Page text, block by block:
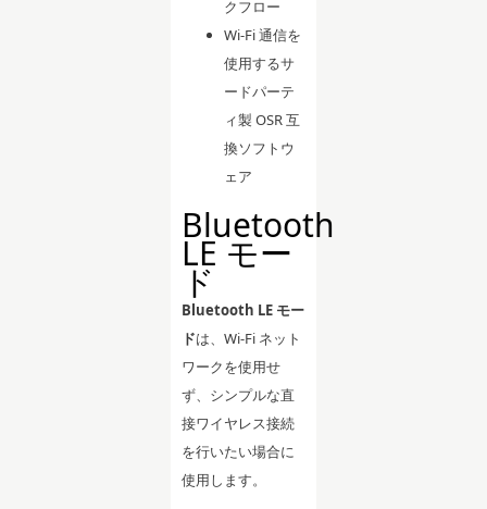
クフロー
Wi-Fi 通信を
使用するサ
ードパーテ
ィ製 OSR 互
換ソフトウ
ェア
Bluetooth
LE モー
ド
Bluetooth LE モー
ドは、Wi-Fi ネット
ワークを使用せ
ず、シンプルな直
接ワイヤレス接続
を行いたい場合に
使用します。